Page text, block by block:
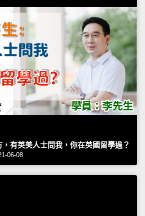
有英美人士問我，你在英國留學過？
06-08